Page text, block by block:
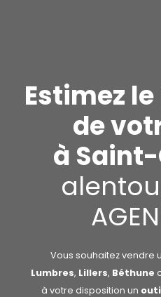
Estimez
de
à
Vous souhaitez vendre
Lumbres, Lillers, Béthune
à votre disposition un